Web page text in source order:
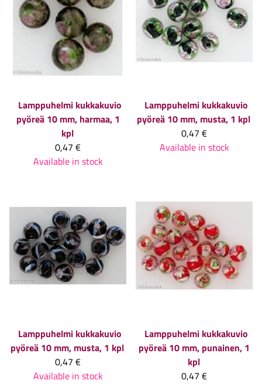
Lamppuhelmi kukkakuvio
pyöreä 10 mm, harmaa, 1
kpl
0,47 €
Available in stock
Lamppuhelmi kukkakuvio
pyöreä 10 mm, musta, 1 kpl
0,47 €
Available in stock
Lamppuhelmi kukkakuvio
pyöreä 10 mm, musta, 1 kpl
0,47 €
Available in stock
Lamppuhelmi kukkakuvio
pyöreä 10 mm, punainen, 1
kpl
0,47 €